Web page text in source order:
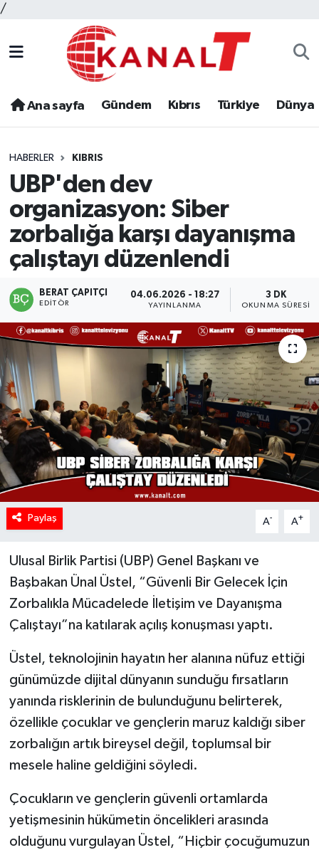
/
Ana sayfa Gündem Kıbrıs Türkiye Dünya
HABERLER KIBRIS
UBP'den dev
organizasyon: Siber
zorbalığa karşı dayanışma
çalıştayı düzenlendi
BERAT ÇAPITÇI
EDITÖR
04.06.2026 - 18:27
YAYINLANMA
3 DK
OKUNMA SÜRESI
Paylaş A- A+
Ulusal Birlik Partisi (UBP) Genel Başkanı ve
Başbakan Ünal Üstel, “Güvenli Bir Gelecek İçin
Zorbalıkla Mücadelede İletişim ve Dayanışma
Çalıştayı”na katılarak açılış konuşması yaptı.
Üstel, teknolojinin hayatın her alanına nüfuz ettiği
günümüzde dijital dünyanın sunduğu fırsatların
yanında risklerinin de bulunduğunu belirterek,
özellikle çocuklar ve gençlerin maruz kaldığı siber
zorbalığın artık bireysel değil, toplumsal bir
mesele haline geldiğini söyledi.
Çocukların ve gençlerin güvenli ortamlarda
yetişmesinin hükümetin öncelikleri arasında
olduğunu vurgulayan Üstel, “Hiçbir çocuğumuzun